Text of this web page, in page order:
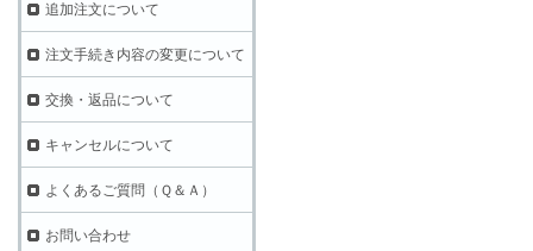
追加注文について
注文手続き内容の変更について
交換・返品について
キャンセルについて
よくあるご質問（Ｑ＆Ａ）
お問い合わせ